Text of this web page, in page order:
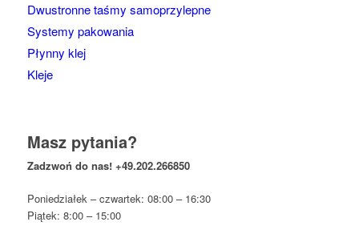
Dwustronne taśmy samoprzylepne
Systemy pakowania
Płynny klej
Kleje
Masz pytania?
Zadzwoń do nas! +49.202.266850
Poniedziałek – czwartek: 08:00 – 16:30
Piątek: 8:00 – 15:00